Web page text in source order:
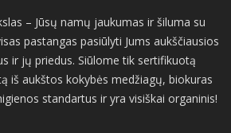
– Jūsų namų jaukumas ir šiluma su
pastangas pasiūlyti Jums aukščiausios
ir jų priedus. Siūlome tik sertifikuotą
iš aukštos kokybės medžiagų, biokuras
standartus ir yra visiškai organinis!